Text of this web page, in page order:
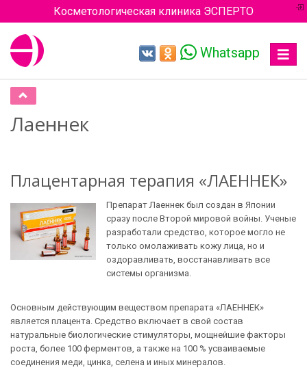
Косметологическая клиника ЭСПЕРТО
Toggle
Whatsapp
Лаеннек
Плацентарная терапия «ЛАЕННЕК»
Препарат Лаеннек был создан в Японии
сразу после Второй мировой войны. Ученые
разработали средство, которое могло не
только омолаживать кожу лица, но и
оздоравливать, восстанавливать все
системы организма.
Основным действующим веществом препарата «ЛАЕННЕК»
является плацента. Средство включает в свой состав
натуральные биологические стимуляторы, мощнейшие факторы
роста, более 100 ферментов, а также на 100 % усваиваемые
соединения меди, цинка, селена и иных минералов.